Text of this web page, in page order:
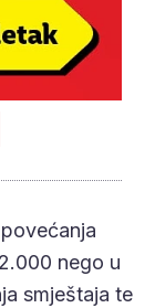
nego u
smještaja te